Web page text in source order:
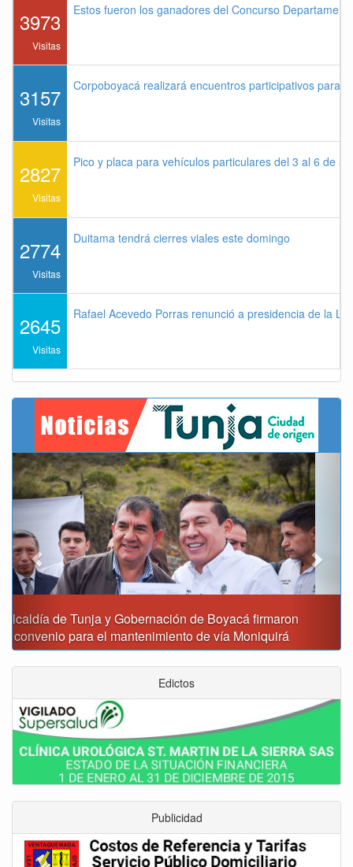
3973
Visitas
Estos fueron los ganadores del Concurso
3157
Visitas
Corpoboyacá realizará encuentros participativos para
2827
Visitas
Pico y placa para vehículos particulares del 3 al 6 de
2774
Visitas
Duitama tendrá cierres viales este domingo
2645
Visitas
Rafael Acevedo Porras renunció a presidencia de la
Reporte del tiempo en Boyacá para el viernes
Previous Next
Edictos
Publicidad